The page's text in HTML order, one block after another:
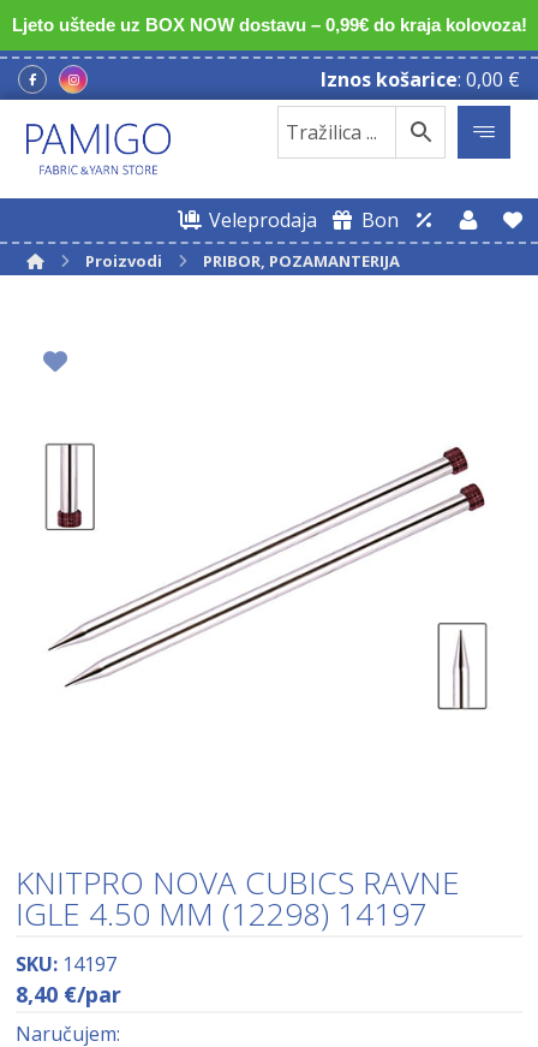
Ljeto uštede uz BOX NOW dostavu – 0,99€ do kraja kolovoza!
Iznos košarice: 0,00 €
Veleprodaja Bon
Proizvodi PRIBOR, POZAMANTERIJA
KNITPRO NOVA CUBICS RAVNE
IGLE 4.50 MM (12298) 14197
SKU: 14197
8,40 €/par